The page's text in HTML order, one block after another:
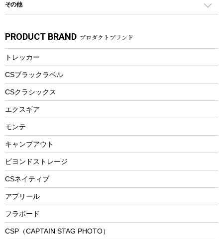
カトラリー
マグカップ、カップ
ステンレスボトル
フードボトル
トレー
ランチョンマット
ランチボックス
その他アウトドア雑貨
スプレー関係
ツール、他
パドル
ヘルメット
エアーポンプ
アクセサリー
自転車ウェア
ラッシュガード
パラソル
フローティングベスト
ヘルメット
エアーポンプ
ビーチテント
ウィンター
スノーシュー
防寒ウェア
トレッキング
トレッキングアクセサリー
プレイグッズ
その他
湯たんぽ
防災用品
PRODUCT BRAND プロダクトブランド
トレッカー
CSブラックラベル
CSクラシックス
エクスギア
モンテ
キャンプアウト
ビヨンドストレージ
CSネイティブ
アプリール
フラボード
CSP（CAPTAIN STAG PHOTO）